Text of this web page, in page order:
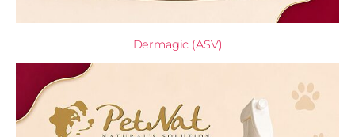
Dermagic (ASV)